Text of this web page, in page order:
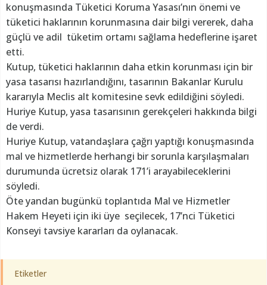
konuşmasında Tüketici Koruma Yasası’nın önemi ve
tüketici haklarının korunmasına dair bilgi vererek, daha
güçlü ve adil tüketim ortamı sağlama hedeflerine işaret
etti.
Kutup, tüketici haklarının daha etkin korunması için bir
yasa tasarısı hazırlandığını, tasarının Bakanlar Kurulu
kararıyla Meclis alt komitesine sevk edildiğini söyledi.
Huriye Kutup, yasa tasarısının gerekçeleri hakkında bilgi
de verdi.
Huriye Kutup, vatandaşlara çağrı yaptığı konuşmasında
mal ve hizmetlerde herhangi bir sorunla karşılaşmaları
durumunda ücretsiz olarak 171’i arayabileceklerini
söyledi.
Öte yandan bugünkü toplantıda Mal ve Hizmetler
Hakem Heyeti için iki üye seçilecek, 17’nci Tüketici
Konseyi tavsiye kararları da oylanacak.
Etiketler